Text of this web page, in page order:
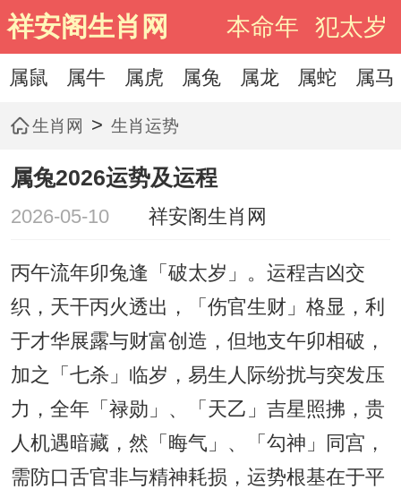
祥安阁生肖网 本命年 犯太岁
属鼠 属牛 属虎 属兔 属龙 属蛇 属马
生肖网 > 生肖运势
属兔2026运势及运程
2026-05-10 祥安阁生肖网
丙午流年卯兔逢「破太岁」。运程吉凶交
织，天干丙火透出，「伤官生财」格显，利
于才华展露与财富创造，但地支午卯相破，
加之「七杀」临岁，易生人际纷扰与突发压
力，全年「禄勋」、「天乙」吉星照拂，贵
人机遇暗藏，然「晦气」、「勾神」同宫，
需防口舌官非与精神耗损，运势根基在于平